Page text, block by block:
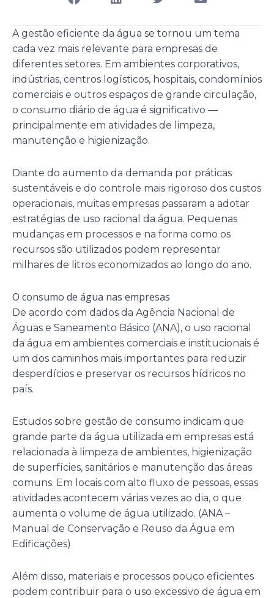
A gestão eficiente da água se tornou um tema
cada vez mais relevante para empresas de
diferentes setores. Em ambientes corporativos,
indústrias, centros logísticos, hospitais, condomínios
comerciais e outros espaços de grande circulação,
o consumo diário de água é significativo —
principalmente em atividades de limpeza,
manutenção e higienização.
Diante do aumento da demanda por práticas
sustentáveis e do controle mais rigoroso dos custos
operacionais, muitas empresas passaram a adotar
estratégias de uso racional da água. Pequenas
mudanças em processos e na forma como os
recursos são utilizados podem representar
milhares de litros economizados ao longo do ano.
O consumo de água nas empresas
De acordo com dados da Agência Nacional de
Águas e Saneamento Básico (ANA), o uso racional
da água em ambientes comerciais e institucionais é
um dos caminhos mais importantes para reduzir
desperdícios e preservar os recursos hídricos no
país.
Estudos sobre gestão de consumo indicam que
grande parte da água utilizada em empresas está
relacionada à limpeza de ambientes, higienização
de superfícies, sanitários e manutenção das áreas
comuns. Em locais com alto fluxo de pessoas, essas
atividades acontecem várias vezes ao dia, o que
aumenta o volume de água utilizado. (ANA –
Manual de Conservação e Reuso da Água em
Edificações)
Além disso, materiais e processos pouco eficientes
podem contribuir para o uso excessivo de água em